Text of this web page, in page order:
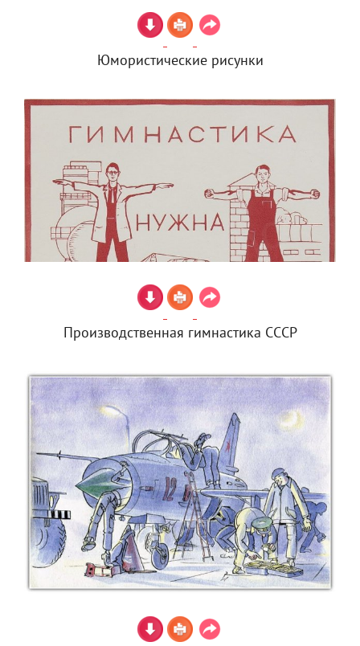
Юмористические рисунки
Производственная гимнастика СССР